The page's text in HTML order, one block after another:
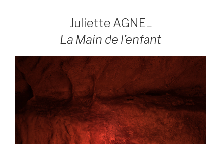
Juliette AGNEL
La Main de l’enfant